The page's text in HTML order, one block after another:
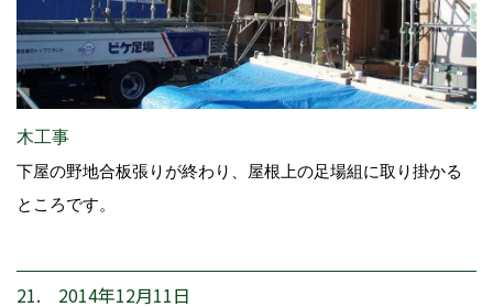
木工事
下屋の野地合板張りが終わり、屋根上の足場組に取り掛かる
ところです。
21. 2014年12月11日